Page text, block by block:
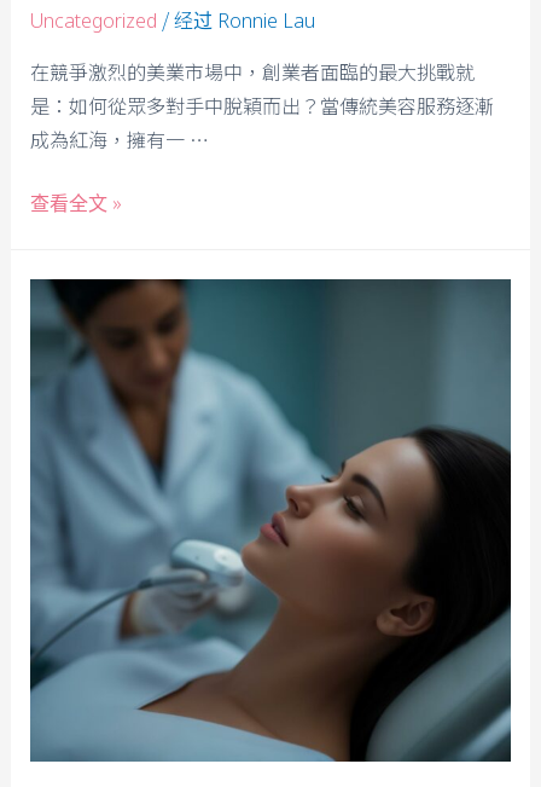
Uncategorized / 经过 Ronnie Lau
在競爭激烈的美業市場中，創業者面臨的最大挑戰就
是：如何從眾多對手中脫穎而出？當傳統美容服務逐漸
成為紅海，擁有一 …
查看全文 »